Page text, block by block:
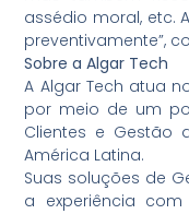
assédio moral, etc.
preventivamente”,
Sobre a Algar Tech
A Algar Tech atua
por meio de um
Clientes e Gestão
América Latina.
Suas soluções de
a experiência